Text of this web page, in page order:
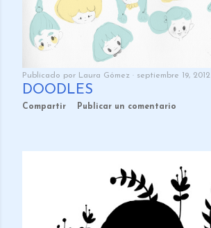
Publicado por Laura Gómez septiembre 19, 2012
DOODLES
Compartir Publicar un comentario